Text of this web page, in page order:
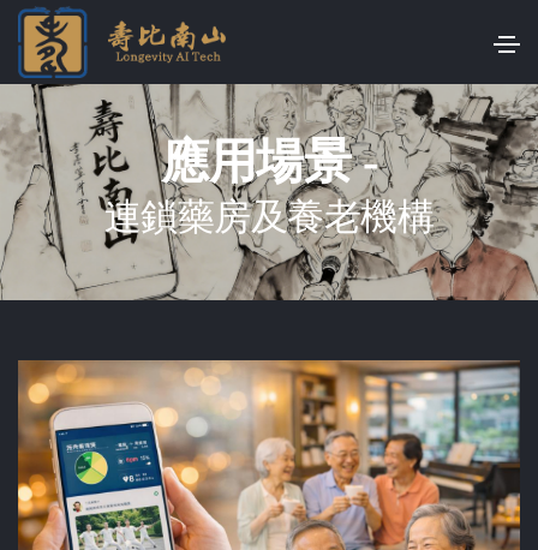
應用場景 -
連鎖藥房及養老機構